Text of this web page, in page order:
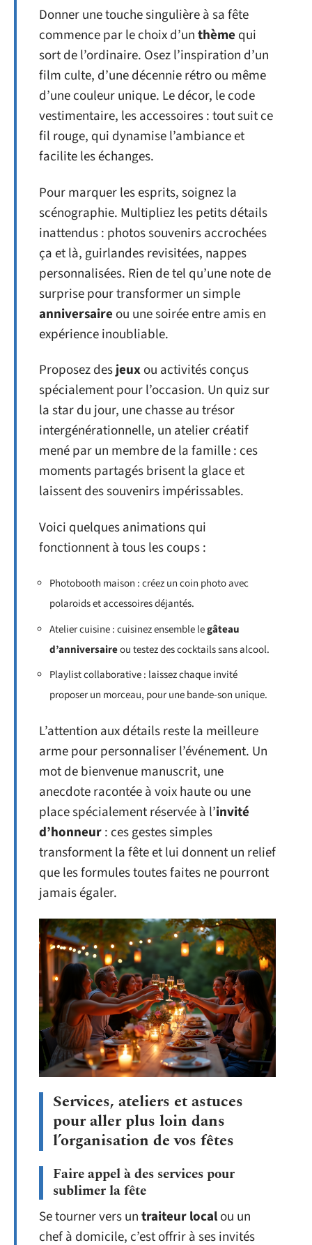
Donner une touche singulière à sa fête
commence par le choix d’unthème qui
sort de l’ordinaire. Osez l’inspiration d’un
film culte, d’une décennie rétro ou même
d’une couleur unique. Le décor, le code
vestimentaire, les accessoires : tout suit ce
fil rouge, qui dynamise l’ambiance et
facilite les échanges.
Pour marquer les esprits, soignez la
scénographie. Multipliez les petits détails
inattendus : photos souvenirs accrochées
ça et là, guirlandes revisitées, nappes
personnalisées. Rien de tel qu’une note de
surprise pour transformer un simple
anniversaire ou une soirée entre amis en
expérience inoubliable.
Proposez desjeuxou activités conçus
spécialement pour l’occasion. Un quiz sur
la star du jour, une chasse au trésor
intergénérationnelle, un atelier créatif
mené par un membre de la famille : ces
moments partagés brisent la glace et
laissent des souvenirs impérissables.
Voici quelques animations qui
fonctionnent à tous les coups :
Photobooth maison : créez un coin photo avec
polaroids et accessoires déjantés.
Atelier cuisine : cuisinez ensemble legâteau
d’anniversaireou testez des cocktails sans alcool.
Playlist collaborative : laissez chaque invité
proposer un morceau, pour une bande-son unique.
L’attention aux détails reste la meilleure
arme pour personnaliser l’événement. Un
mot de bienvenue manuscrit, une
anecdote racontée à voix haute ou une
place spécialement réservée à l’invité
d’honneur: ces gestes simples
transforment la fête et lui donnent un relief
que les formules toutes faites ne pourront
jamais égaler.
Services, ateliers et astuces
pour aller plus loin dans
l’organisation de vos fêtes
Faire appel à des services pour
sublimer la fête
Se tourner vers untraiteur localou un
chef à domicile, c’est offrir à ses invités